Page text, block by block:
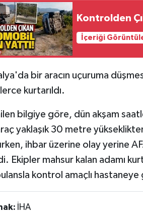
Kontrolden
İçeriği
bir aracın uçuruma
kurtarıldı.
bilgiye göre, dün akşam
yaklaşık 30 metre
ihbar üzerine olay yerine
Ekipler mahsur kalan adamı
kontrol amaçlı
İHA